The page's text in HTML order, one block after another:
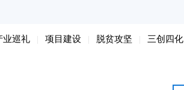
业巡礼 项目建设 脱贫攻坚 三创四化